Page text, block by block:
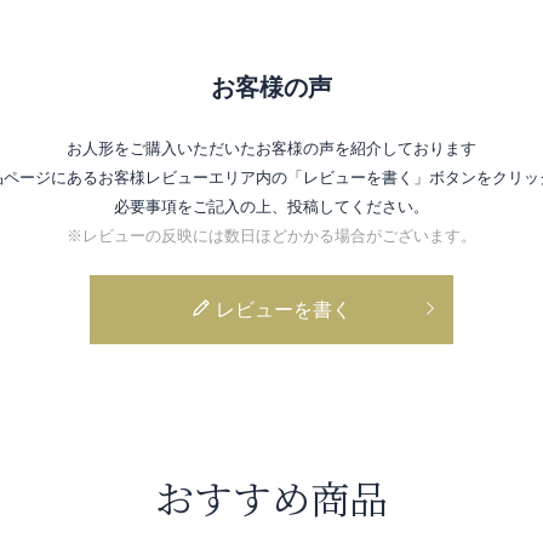
お客様の声
お人形をご購入いただいたお客様の声を紹介しております
ージにあるお客様レビューエリア内の 「レビューを書く」ボタンをクリ
必要事項をご記入の上、投稿してください。
※レビューの反映には数日ほどかかる場合がございます。
レビューを書く
おすすめ商品